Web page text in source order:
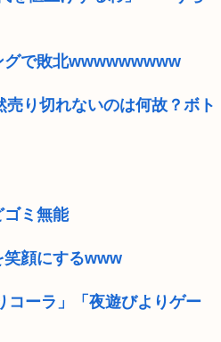
グで敗北wwwwwwwww
り切れないのは何故？ボト
ゴミ無能
笑顔にするwww
コーラ」「夜遊びよりゲー